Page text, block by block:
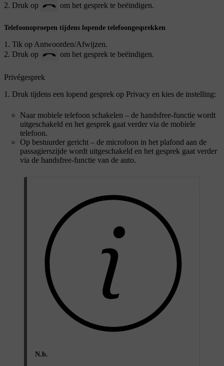
Druk op
om het gesprek te beëindigen.
Telefoonoproepen tijdens lopende telefoongesprekken
Tik opAntwoorden/Afwijzen.
Druk op
om het gesprek te beëindigen.
Privégesprek
Druk tijdens een lopend gesprek op Privacy en kies de instelling:
Naar mobiele telefoon schakelen – de handsfree-functie wordt
uitgeschakeld en het gesprek gaat verder via de mobiele
telefoon.
Op bestuurder gericht – de microfoon in het plafond aan de
passagierszijde wordt uitgeschakeld en het gesprek gaat verder
via de handsfree-functie van de auto.
N.b.